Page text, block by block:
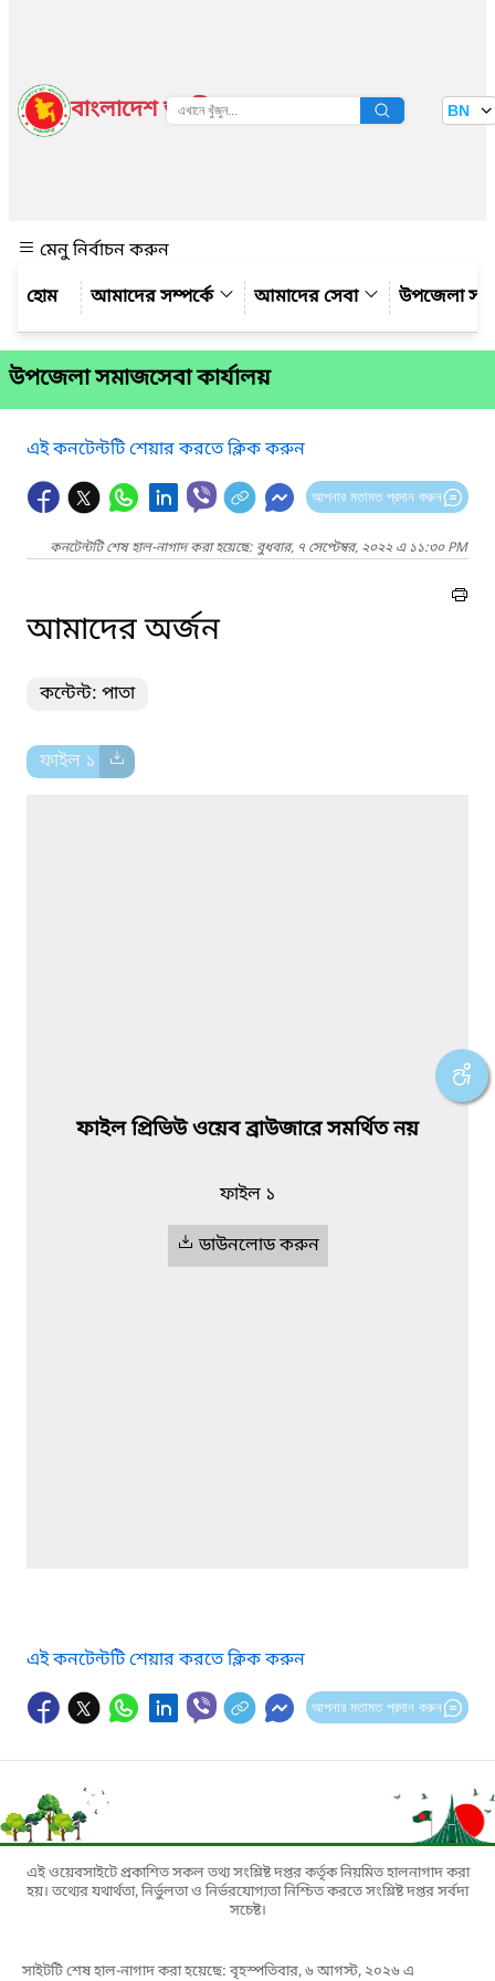
বাংলাদেশ জাতীয় তথ্য বাতায়ন BN
মেনু নির্বাচন করুন
আমাদের সম্পর্কে
আমাদের সেবা উপজেলা
উপজেলা সমাজসেবা কার্যালয়
এই কনটেন্টটি শেয়ার করতে ক্লিক করুন
আপনার মতামত প্রদান করুন
কনটেন্টটি শেষ হাল-নাগাদ করা হয়েছে: বুধবার, ৭ সেপ্টেম্বর, ২০২২ এ ১১:৩০ PM
আমাদের অর্জন
কন্টেন্ট: পাতা
ফাইল ১
ফাইল প্রিভিউ ওয়েব ব্রাউজারে সমর্থিত নয়
ফাইল ১
ডাউনলোড করুন
এই কনটেন্টটি শেয়ার করতে ক্লিক করুন
আপনার মতামত প্রদান করুন
এই ওয়েবসাইটে প্রকাশিত সকল তথ্য সংশ্লিষ্ট দপ্তর কর্তৃক নিয়মিত হালনাগাদ করা
হয়। তথ্যের যথার্থতা, নির্ভুলতা ও নির্ভরযোগ্যতা নিশ্চিত করতে সংশ্লিষ্ট দপ্তর সর্বদা
সচেষ্ট।
সাইটটি শেষ হাল-নাগাদ করা হয়েছে: বৃহস্পতিবার, ৬ আগস্ট, ২০২৬ এ